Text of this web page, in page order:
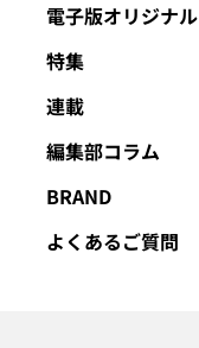
電子版オリジナル
特集
連載
編集部コラム
BRAND
よくあるご質問